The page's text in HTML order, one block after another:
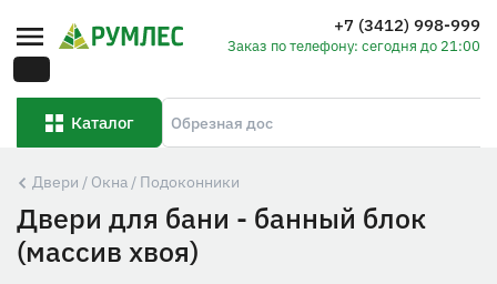
+7 (3412) 998-999
Заказ по телефону: сегодня до 21:00
Каталог
Двери / Окна / Подоконники
Двери для бани - банный блок
(массив хвоя)